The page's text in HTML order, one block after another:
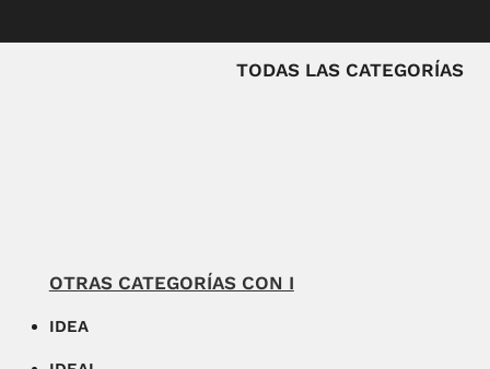
TODAS LAS CATEGORÍAS
OTRAS CATEGORÍAS CON I
IDEA